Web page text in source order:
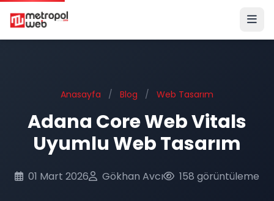
Ana içeriğe geç
Anasayfa / Blog / Web Tasarım
Adana Core Web Vitals
Uyumlu Web Tasarım
01 Mart 2026 Gökhan Avcı 158 görüntüleme